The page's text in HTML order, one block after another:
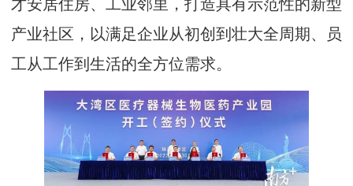
才安居住房、工业邻里，打造具有示范性的新型
产业社区，以满足企业从初创到壮大全周期、员
工从工作到生活的全方位需求。